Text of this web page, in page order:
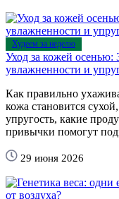
Худеем за неделю
Уход за кожей осенью:
увлажненности и
Как правильно
кожа становится
упругость, какие
привычки помогут
29 июня 2026